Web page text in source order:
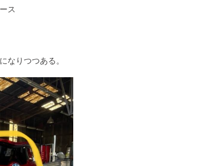
ス
なりつつある。